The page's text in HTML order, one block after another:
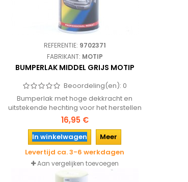
REFERENTIE: 9702371
FABRIKANT: MOTIP
BUMPERLAK MIDDEL GRIJS MOTIP
Beoordeling(en): 0
Bumperlak met hoge dekkracht en
uitstekende hechting voor het herstellen
en verfraaien van bumpers. De kleur en
glans zijn erg duurzaam en behoudt de
originele bumperstructuur.
16,95 €
In winkelwagen
Meer
Levertijd ca. 3-6 werkdagen
Aan vergelijken toevoegen